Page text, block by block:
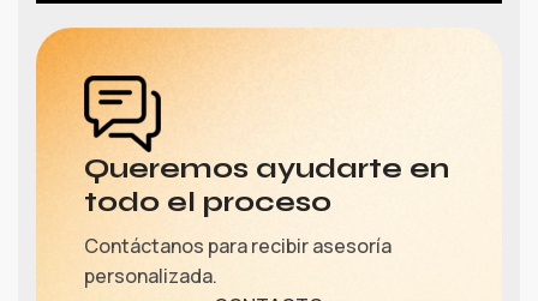
Queremos ayudarte en
todo el proceso
Contáctanos para recibir asesoría
personalizada.